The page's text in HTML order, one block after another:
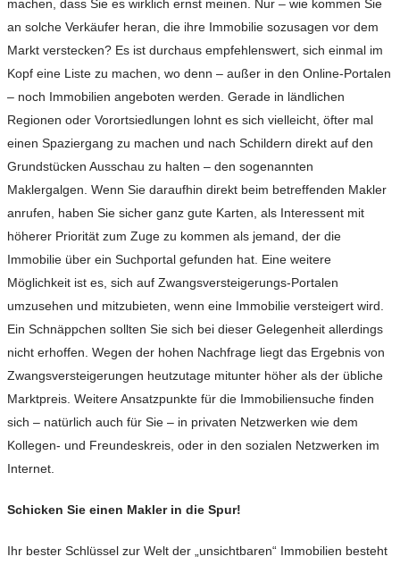
machen, dass Sie es wirklich ernst meinen. Nur – wie kommen Sie
an solche Verkäufer heran, die ihre Immobilie sozusagen vor dem
Markt verstecken? Es ist durchaus empfehlenswert, sich einmal im
Kopf eine Liste zu machen, wo denn – außer in den Online-Portalen
– noch Immobilien angeboten werden. Gerade in ländlichen
Regionen oder Vorortsiedlungen lohnt es sich vielleicht, öfter mal
einen Spaziergang zu machen und nach Schildern direkt auf den
Grundstücken Ausschau zu halten – den sogenannten
Maklergalgen. Wenn Sie daraufhin direkt beim betreffenden Makler
anrufen, haben Sie sicher ganz gute Karten, als Interessent mit
höherer Priorität zum Zuge zu kommen als jemand, der die
Immobilie über ein Suchportal gefunden hat. Eine weitere
Möglichkeit ist es, sich auf Zwangsversteigerungs-Portalen
umzusehen und mitzubieten, wenn eine Immobilie versteigert wird.
Ein Schnäppchen sollten Sie sich bei dieser Gelegenheit allerdings
nicht erhoffen. Wegen der hohen Nachfrage liegt das Ergebnis von
Zwangsversteigerungen heutzutage mitunter höher als der übliche
Marktpreis. Weitere Ansatzpunkte für die Immobiliensuche finden
sich – natürlich auch für Sie – in privaten Netzwerken wie dem
Kollegen- und Freundeskreis, oder in den sozialen Netzwerken im
Internet.
Schicken Sie einen Makler in die Spur!
Ihr bester Schlüssel zur Welt der „unsichtbaren“ Immobilien besteht